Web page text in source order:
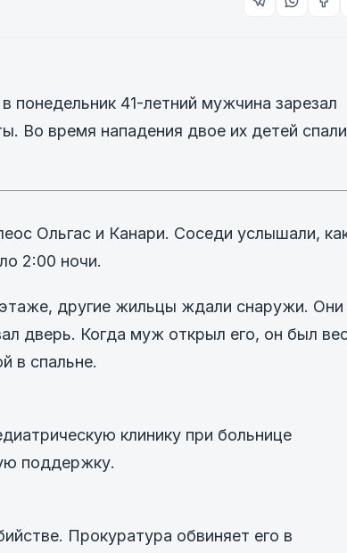
41-летний мужчина зарезал
Во время нападения двое их детей
Ольгас и Канари. Соседи услышали,
2:00 ночи.
другие жильцы ждали снаружи. Они
дверь. Когда муж открыл его, он был
в спальне.
клинику при больнице
поддержку.
Прокуратура обвиняет его в